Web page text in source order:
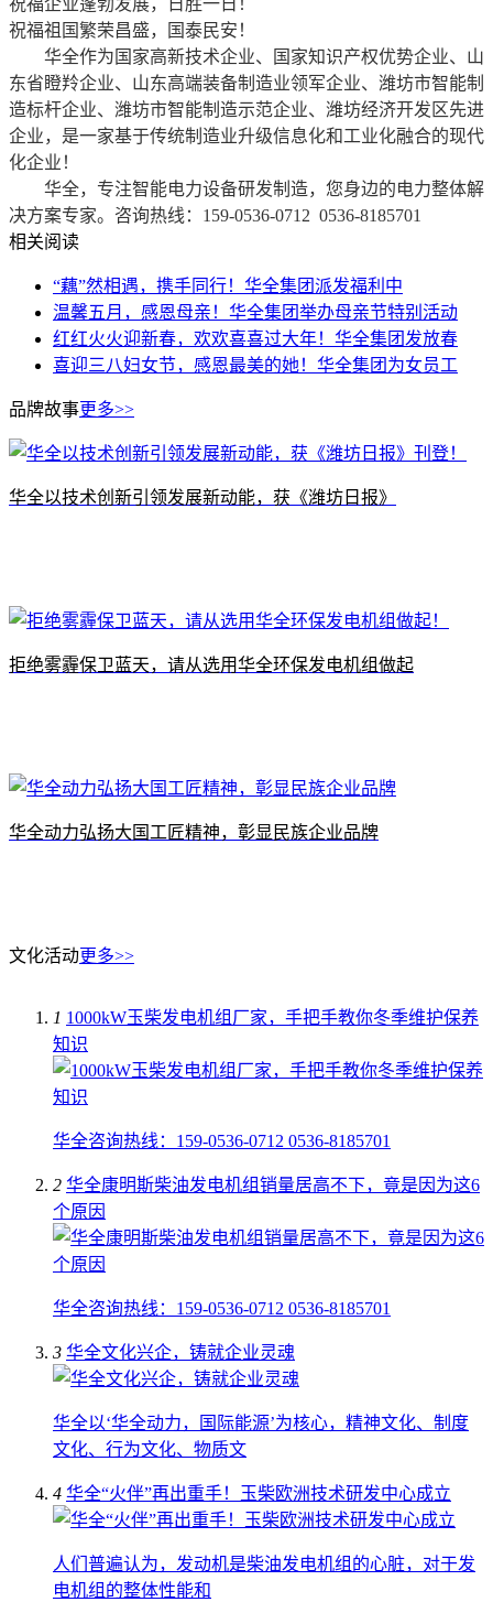
祝福企业蓬勃发展，日胜一日！
祝福祖国繁荣昌盛，国泰民安！
华全作为国家高新技术企业、国家知识产权优势企业、山
东省瞪羚企业、山东高端装备制造业领军企业、潍坊市智能制
造标杆企业、潍坊市智能制造示范企业、潍坊经济开发区先进
企业，是一家基于传统制造业升级信息化和工业化融合的现代
化企业！
华全，专注智能电力设备研发制造，您身边的电力整体解
决方案专家。咨询热线：159-0536-0712 0536-8185701
相关阅读
“藕”然相遇，携手同行！华全集团派发福利中
温馨五月，感恩母亲！华全集团举办母亲节特别活动
红红火火迎新春，欢欢喜喜过大年！华全集团发放春
喜迎三八妇女节，感恩最美的她！华全集团为女员工
品牌故事更多>>
​华全以技术创新引领发展新动能，获《潍坊日报》
拒绝雾霾保卫蓝天，请从选用华全环保发电机组做起
华全动力弘扬大国工匠精神，彰显民族企业品牌
文化活动更多>>
1 1000kW玉柴发电机组厂家，手把手教你冬季维护保养
知识
华全咨询热线：159-0536-0712 0536-8185701
2 华全康明斯柴油发电机组销量居高不下，竟是因为这6
个原因
华全咨询热线：159-0536-0712 0536-8185701
3 华全文化兴企，铸就企业灵魂
华全以‘华全动力，国际能源’为核心，精神文化、制度
文化、行为文化、物质文
4 华全“火伴”再出重手！玉柴欧洲技术研发中心成立
人们普遍认为，发动机是柴油发电机组的心脏，对于发
电机组的整体性能和